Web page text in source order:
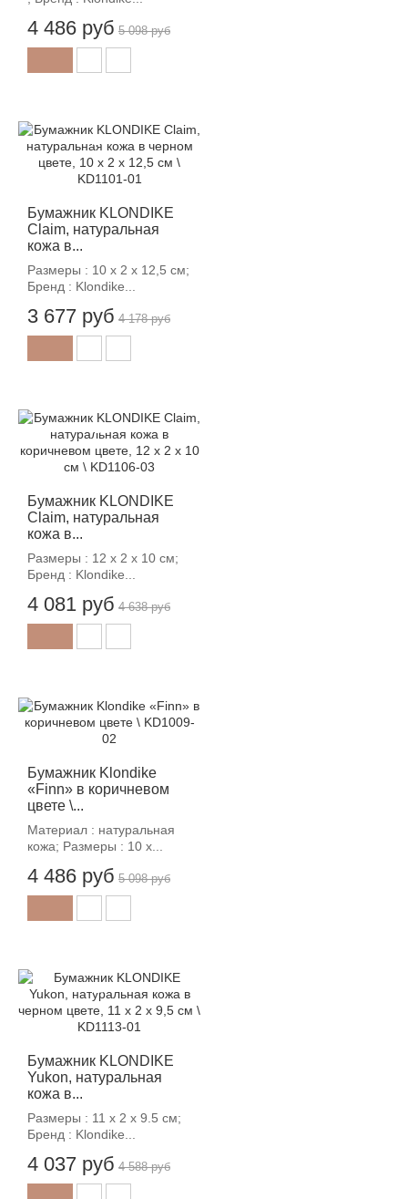
4 486 руб 5 098 руб
Бумажник KLONDIKE
Claim, натуральная
кожа в...
Размеры : 10 х 2 х 12,5 см;
Бренд : Klondike...
3 677 руб 4 178 руб
Бумажник KLONDIKE
Claim, натуральная
кожа в...
Размеры : 12 х 2 х 10 см;
Бренд : Klondike...
4 081 руб 4 638 руб
Бумажник Klondike
«Finn» в коричневом
цвете \...
Материал : натуральная
кожа; Размеры : 10 х...
4 486 руб 5 098 руб
Бумажник KLONDIKE
Yukon, натуральная
кожа в...
Размеры : 11 х 2 х 9.5 см;
Бренд : Klondike...
4 037 руб 4 588 руб